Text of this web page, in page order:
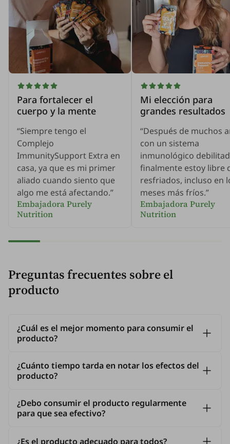
Para fortalecer el
cuerpo y la mente
“Siempre tengo el
Complejo
ImmunitySupport Extra en
casa, ya que es mi primer
aliado cuando siento que
algo me está afectando.”
Embajadora Purely
Nutrition
Mi elección para
grandes resultados
“Después de muchos
con un sistema
inmunológico
finalmente estoy libre
resfriados, incluso en
meses más fríos.”
Embajadora Purely
Nutrition
Preguntas frecuentes sobre el
producto
¿Cuál es el mejor momento para consumir el
producto?
¿Cuánto tiempo tarda en notar los efectos del
producto?
¿Debo consumir el producto regularmente
para que sea efectivo?
¿Es el producto adecuado para todos?